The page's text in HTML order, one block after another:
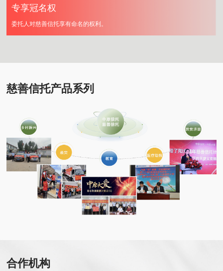
专享冠名权
委托人对慈善信托享有命名的权利。
慈善信托产品系列
合作机构